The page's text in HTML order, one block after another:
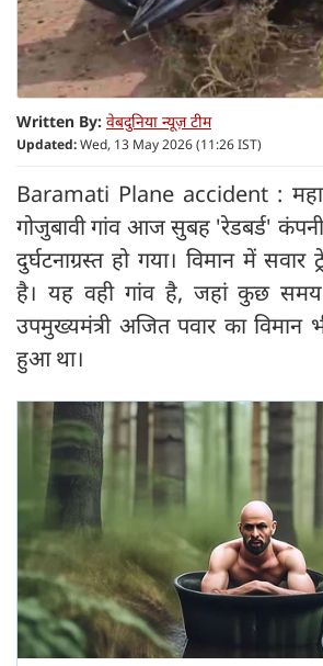
Written By: वेबदुनिया न्यूज़ टीम
Updated:Wed, 13 May 2026 (11:26 IST)
Baramati Plane accident :
गोजुबावी गांव आज सुबह 'रेडबर्ड' कंपनी
दुर्घटनाग्रस्त हो गया। विमान में सवार
है। यह वही गांव है, जहां कुछ समय
उपमुख्यमंत्री अजित पवार का विमान
हुआ था।